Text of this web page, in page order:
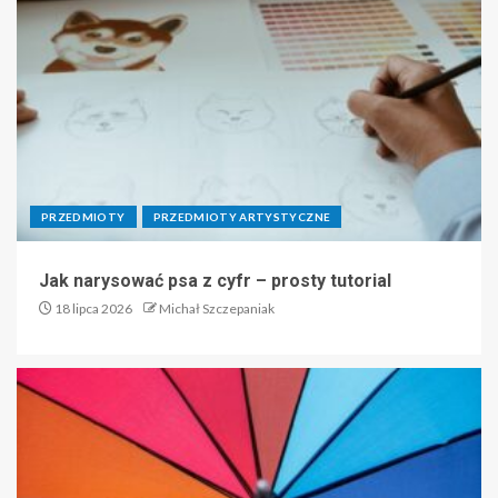
PRZEDMIOTY PRZEDMIOTY ARTYSTYCZNE
Jak narysować psa z cyfr – prosty tutorial
18 lipca 2026 Michał Szczepaniak